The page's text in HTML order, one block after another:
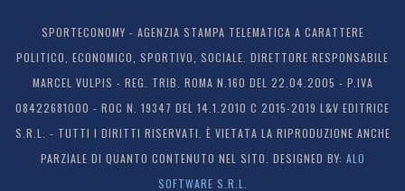
SPORTECONOMY - AGENZIA STAMPA TELEMATICA A CARATTERE
POLITICO, ECONOMICO, SPORTIVO, SOCIALE. DIRETTORE RESPONSABILE
MARCEL VULPIS - REG. TRIB. ROMA N.160 DEL 22.04.2005 - P.IVA
08422681000 - ROC N. 19347 DEL 14.1.2010 C 2015-2019 L&V EDITRICE
S.R.L. - TUTTI I DIRITTI RISERVATI. È VIETATA LA RIPRODUZIONE ANCHE
PARZIALE DI QUANTO CONTENUTO NEL SITO. DESIGNED BY: ALO
SOFTWARE S.R.L.